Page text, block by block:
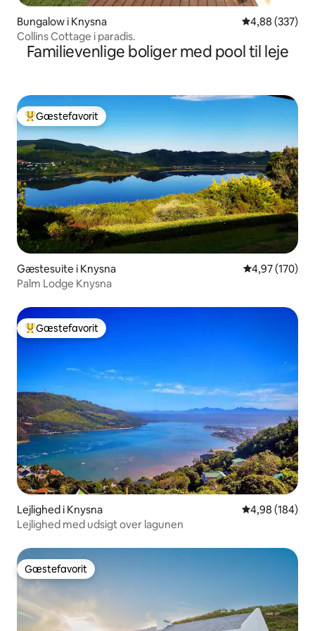
Bungalow i Knysna 4,88 ud af 5 i
4,88 (337)
Collins Cottage i paradis.
Familievenlige boliger med pool til leje
Bedste gæstefavorit
Gæstefavorit
Gæstesuite i Knysna 4,97 ud af 5 i
4,97 (170)
Palm Lodge Knysna
Bedste gæstefavorit
Gæstefavorit
Lejlighed i Knysna 4,98 ud af 5 i
4,98 (184)
Lejlighed med udsigt over lagunen
Gæstefavorit
Gæstefavorit